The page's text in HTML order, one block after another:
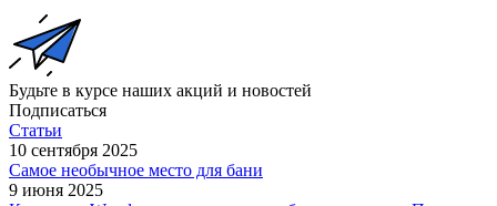
Будьте в курсе наших акций и новостей
Подписаться
Статьи
10 сентября 2025
Самое необычное место для бани
9 июня 2025